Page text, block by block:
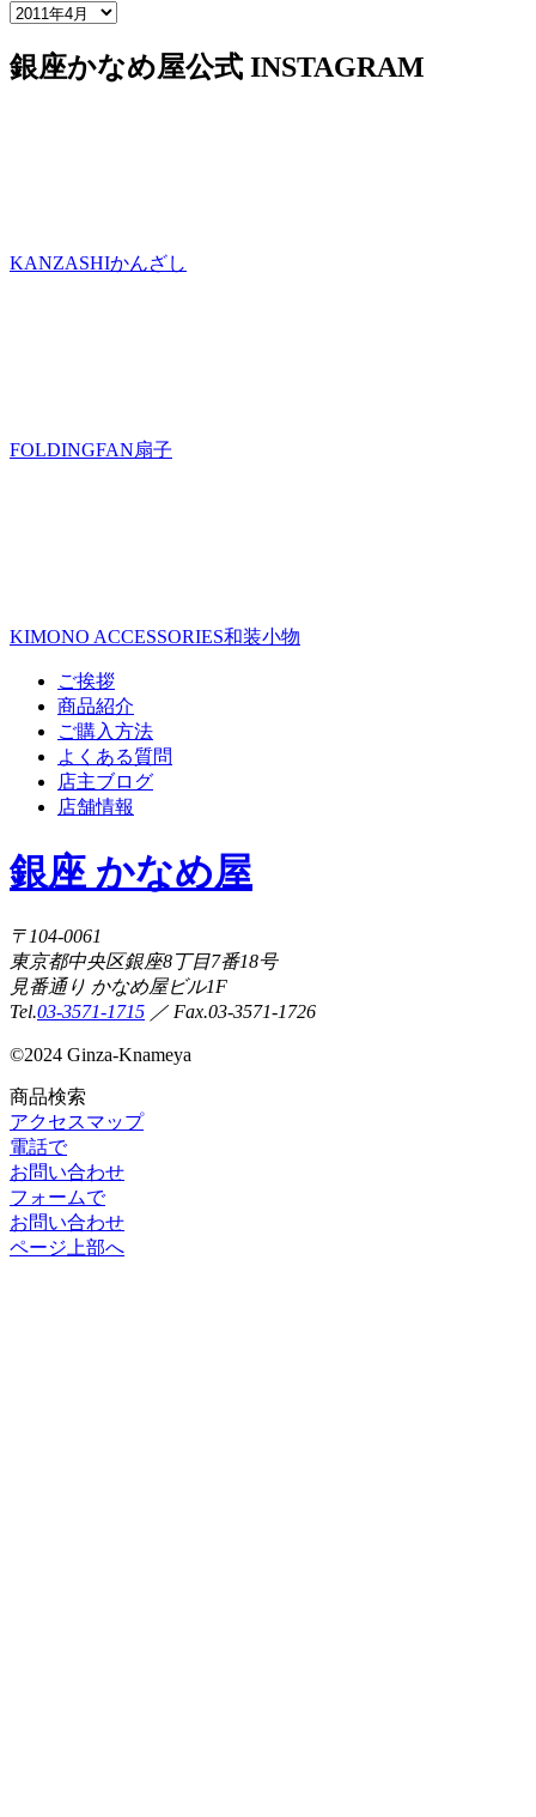
銀座かなめ屋公式 INSTAGRAM
KANZASHIかんざし
FOLDINGFAN扇子
KIMONO ACCESSORIES和装小物
ご挨拶
商品紹介
ご購入方法
よくある質問
店主ブログ
店舗情報
銀座 かなめ屋
〒104-0061
東京都中央区銀座8丁目7番18号
見番通り かなめ屋ビル1F
Tel.03-3571-1715 ／ Fax.03-3571-1726
©2024 Ginza-Knameya
商品検索
アクセスマップ
電話で
お問い合わせ
フォームで
お問い合わせ
ページ上部へ